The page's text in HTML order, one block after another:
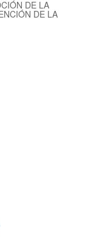
DE LA
DE LA